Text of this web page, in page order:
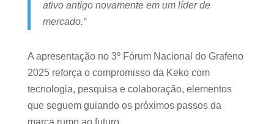
ativo antigo novamente em um líder de
mercado.“
A apresentação no 3º Fórum Nacional do Grafeno
2025 reforça o compromisso da Keko com
tecnologia, pesquisa e colaboração, elementos
que seguem guiando os próximos passos da